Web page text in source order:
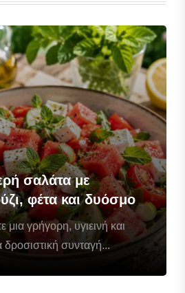
σαλάτα με
φέτα και δυόσμο
μια γρήγορη, υγιεινή και
δροσιστική συνταγή...